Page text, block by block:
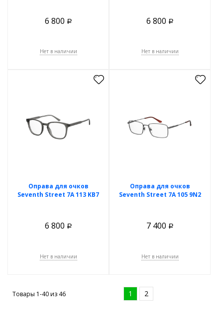
6 800 Р
Нет в наличии
6 800 Р
Нет в наличии
Оправа для очков
Seventh Street 7A 113 KB7
6 800 Р
Нет в наличии
Оправа для очков
Seventh Street 7A 105 9N2
7 400 Р
Нет в наличии
Товары 1-40 из 46 1 2